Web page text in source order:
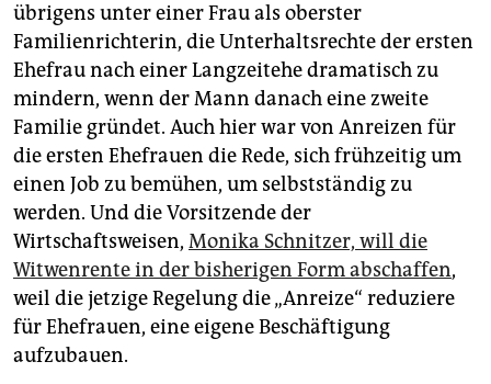
übrigens unter einer Frau als oberster
Familienrichterin, die Unterhaltsrechte der ersten
Ehefrau nach einer Langzeitehe dramatisch zu
mindern, wenn der Mann danach eine zweite
Familie gründet. Auch hier war von Anreizen für
die ersten Ehefrauen die Rede, sich frühzeitig um
einen Job zu bemühen, um selbstständig zu
werden. Und die Vorsitzende der
Wirtschaftsweisen, Monika Schnitzer, will die
Witwenrente in der bisherigen Form abschaffen,
weil die jetzige Regelung die „Anreize“ reduziere
für Ehefrauen, eine eigene Beschäftigung
aufzubauen.